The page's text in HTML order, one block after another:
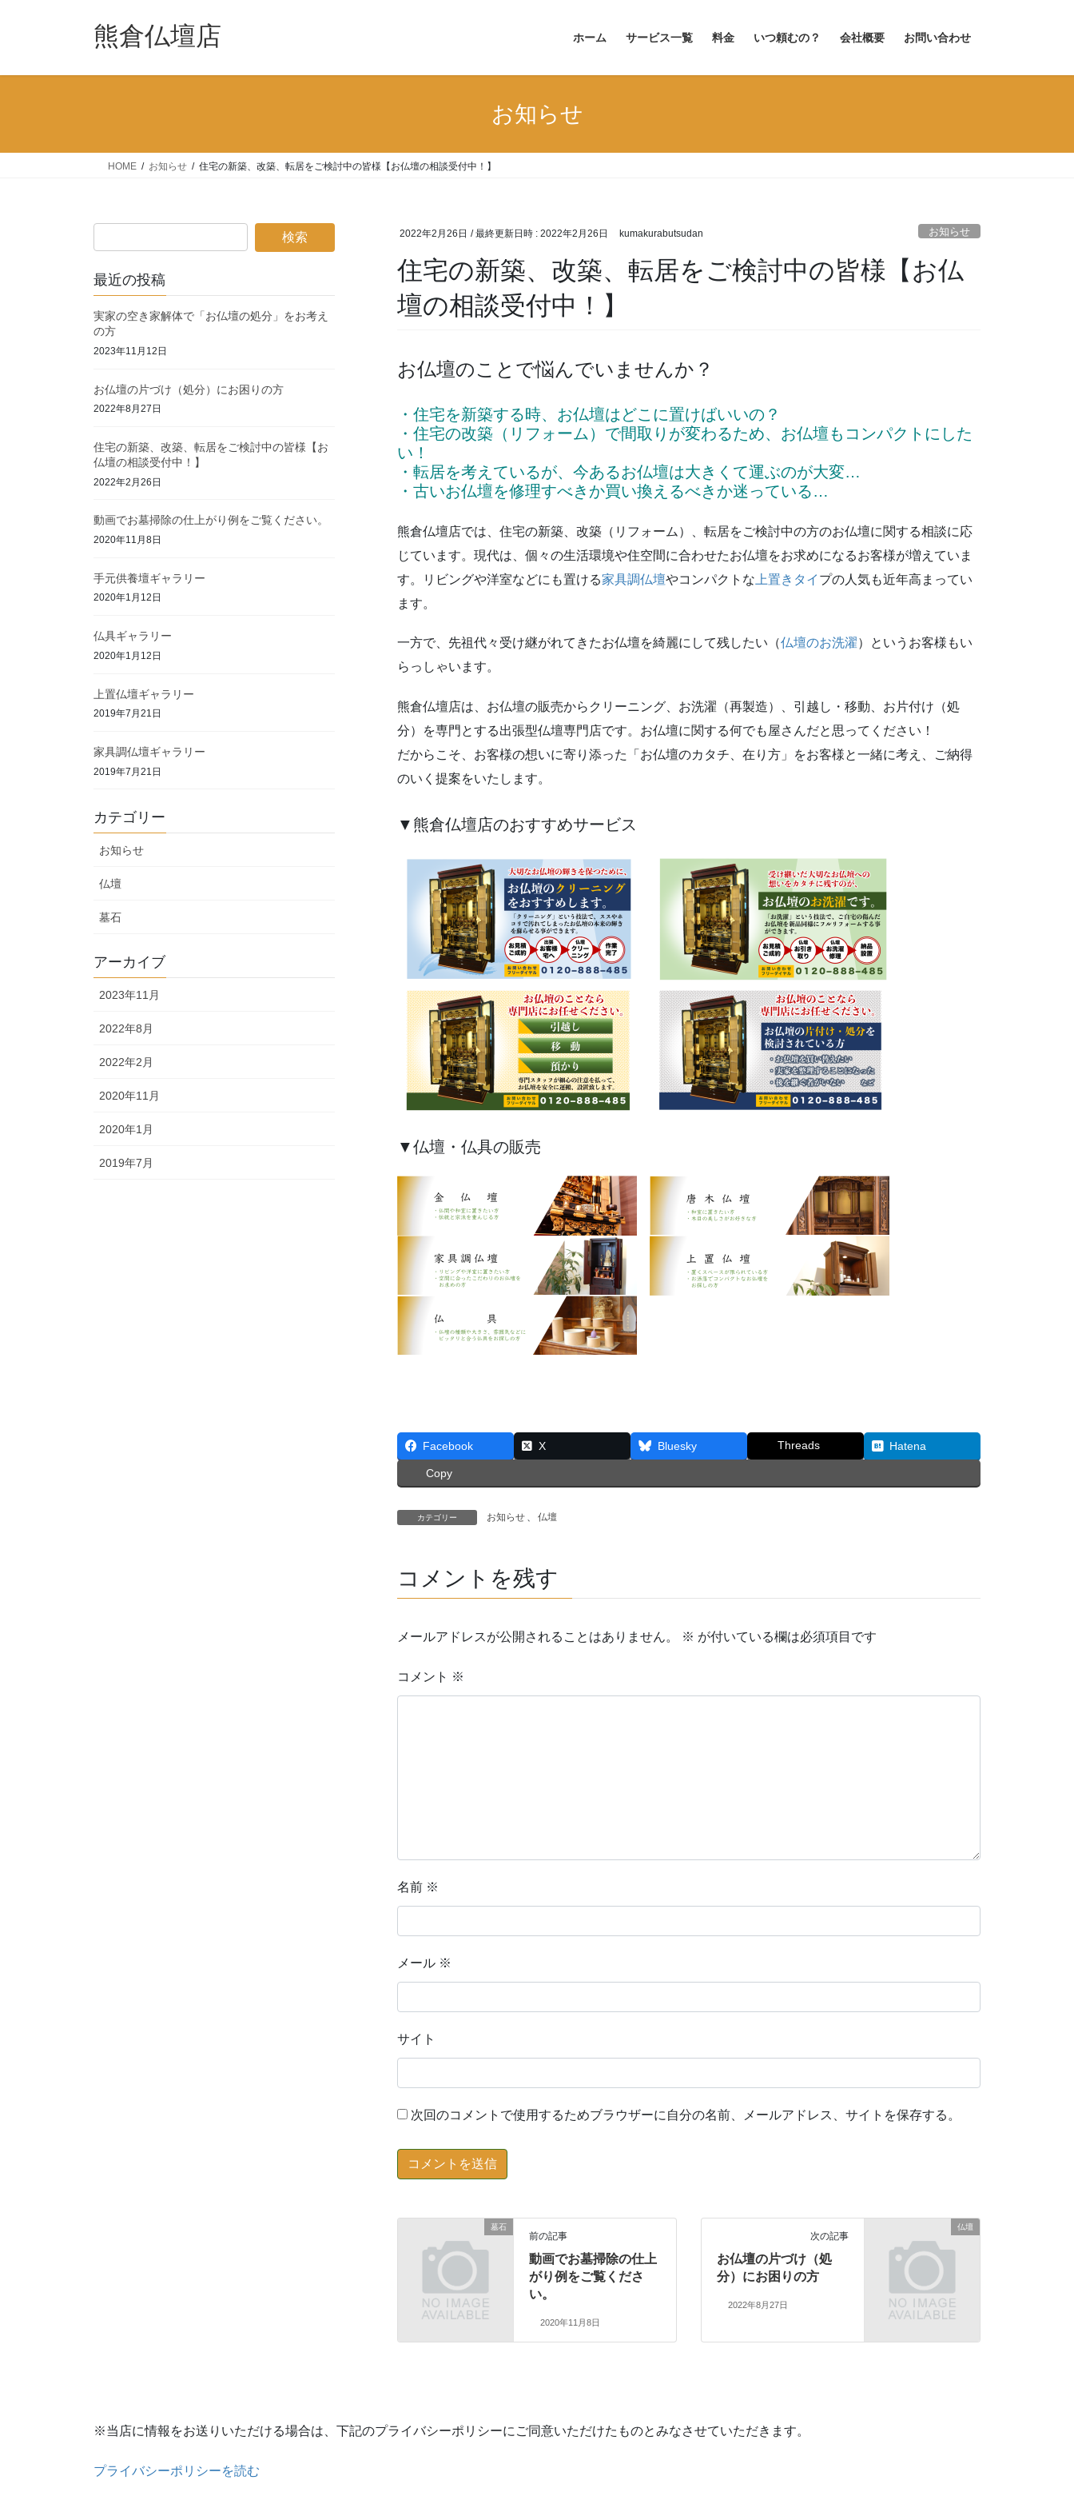
熊倉仏壇店 ホーム サービス一覧 料金 いつ頼むの？ 会社概要 お問い合わせ
お知らせ
HOME お知らせ 住宅の新築、改築、転居をご検討中の皆様【お仏壇の相談受付中！】
2022年2月26日 / 最終更新日時 : 2022年2月26日 kumakurabutsudan お知らせ
住宅の新築、改築、転居をご検討中の皆様【お仏
壇の相談受付中！】
お仏壇のことで悩んでいませんか？
・住宅を新築する時、お仏壇はどこに置けばいいの？
・住宅の改築（リフォーム）で間取りが変わるため、お仏壇もコンパクトにした
い！
・転居を考えているが、今あるお仏壇は大きくて運ぶのが大変…
・古いお仏壇を修理すべきか買い換えるべきか迷っている…
熊倉仏壇店では、住宅の新築、改築（リフォーム）、転居をご検討中の方のお仏壇に関する相談に応
じています。現代は、個々の生活環境や住空間に合わせたお仏壇をお求めになるお客様が増えていま
す。リビングや洋室などにも置ける家具調仏壇やコンパクトな 上置きタイ プの人気も近年高まってい
ます。
一方で、先祖代々受け継がれてきたお仏壇を綺麗にして残したい（仏壇のお洗濯）というお客様もい
らっしゃいます。
熊倉仏壇店は、お仏壇の販売からクリーニング、お洗濯（再製造）、引越し・移動、お片付け（処
分）を専門とする出張型仏壇専門店です。お仏壇に関する何でも屋さんだと思ってください！
だからこそ、お客様の想いに寄り添った「お仏壇のカタチ、在り方」をお客様と一緒に考え、ご納得
のいく提案をいたします。
▼熊倉仏壇店のおすすめサービス
▼仏壇・仏具の販売
Facebook X Bluesky Threads Hatena
Copy
カテゴリー お知らせ 仏壇
コメントを残す
メールアドレスが公開されることはありません。 ※ が付いている欄は必須項目です
コメント ※
名前 ※
メール ※
サイト
次回のコメントで使用するためブラウザーに自分の名前、メールアドレス、サイトを保存する。
墓石
前の記事
動画でお墓掃除の仕上
がり例をご覧くださ
い。
2020年11月8日
仏壇
次の記事
お仏壇の片づけ（処
分）にお困りの方
2022年8月27日
最近の投稿
実家の空き家解体で「お仏壇の処分」をお考え
の方
2023年11月12日
お仏壇の片づけ（処分）にお困りの方
2022年8月27日
住宅の新築、改築、転居をご検討中の皆様【お
仏壇の相談受付中！】
2022年2月26日
動画でお墓掃除の仕上がり例をご覧ください。
2020年11月8日
手元供養壇ギャラリー
2020年1月12日
仏具ギャラリー
2020年1月12日
上置仏壇ギャラリー
2019年7月21日
家具調仏壇ギャラリー
2019年7月21日
カテゴリー
お知らせ
仏壇
墓石
アーカイブ
2023年11月
2022年8月
2022年2月
2020年11月
2020年1月
2019年7月
※当店に情報をお送りいただける場合は、下記のプライバシーポリシーにご同意いただけたものとみなさせていただきます。
プライバシーポリシーを読む